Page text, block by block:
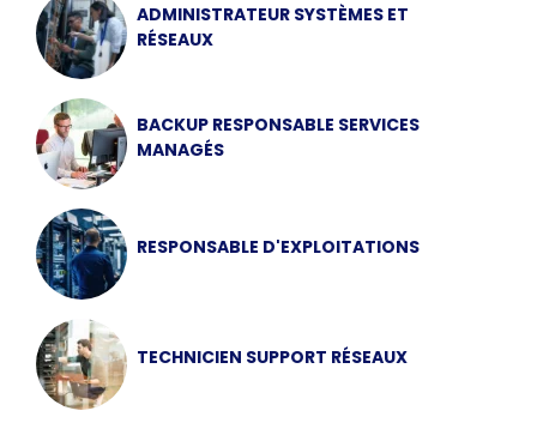
ADMINISTRATEUR SYSTÈMES ET
RÉSEAUX
BACKUP RESPONSABLE SERVICES
MANAGÉS
RESPONSABLE D'EXPLOITATIONS
TECHNICIEN SUPPORT RÉSEAUX